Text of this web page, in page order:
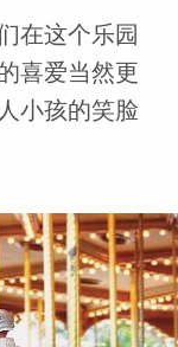
在这个乐园
喜爱当然更
小孩的笑脸